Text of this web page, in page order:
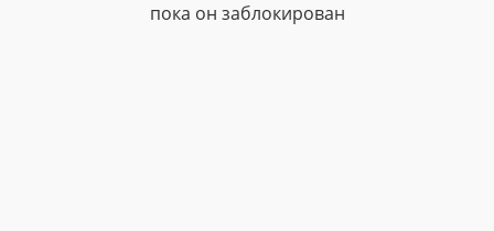
пока он заблокирован